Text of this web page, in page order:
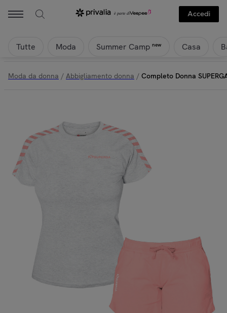
Accedi
Tutte Moda Summer Camp new Casa
Moda da donna / Abbigliamento donna / Completo Donna